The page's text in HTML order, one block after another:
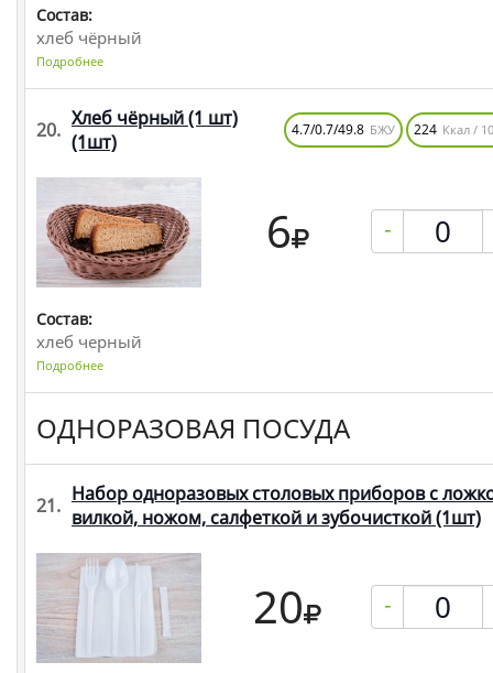
Состав:
хлеб чёрный
Подробнее
20. Хлеб чёрный (1 шт)
(1шт)
4.7/0.7/49.8 БЖУ 224 Ккал /
6 -
Состав:
хлеб черный
Подробнее
ОДНОРАЗОВАЯ ПОСУДА
21. Набор одноразовых столовых приборов с
вилкой, ножом, салфеткой и зубочисткой(1шт)
20 -